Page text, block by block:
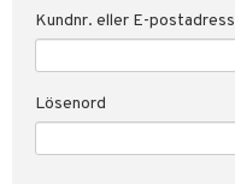
Hem & Inredning
Leksaker, Barn & Baby
Varumärken
Kundnr. eller E-postadress
Lösenord
svar